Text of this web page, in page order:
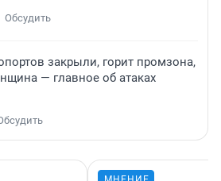
Обсудить
закрыли, горит промзона,
— главное об атаках